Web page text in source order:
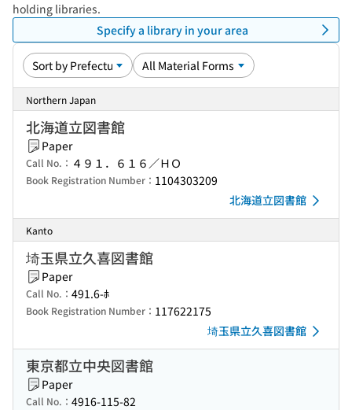
holding libraries.
Specify a library in your area
Northern Japan
北海道立図書館
Paper
Call No.： ４９１．６１６／ＨＯ
Book Registration Number： 1104303209
北海道立図書館
Kanto
埼玉県立久喜図書館
Paper
Call No.： 491.6-ﾎ
Book Registration Number： 117622175
埼玉県立久喜図書館
東京都立中央図書館
Paper
Call No.： 4916-115-82